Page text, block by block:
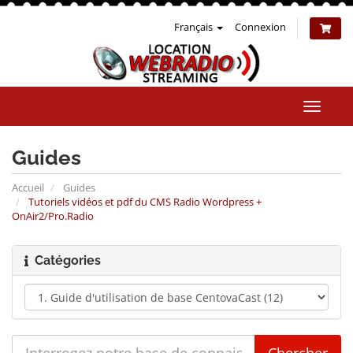
Français Connexion
la
Guides
Accueil
Guides
Tutoriels vidéos et pdf du CMS Radio Wordpress +
OnAir2/Pro.Radio
Catégories